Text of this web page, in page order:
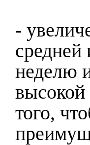
-
средней
неделю
высокой
того,